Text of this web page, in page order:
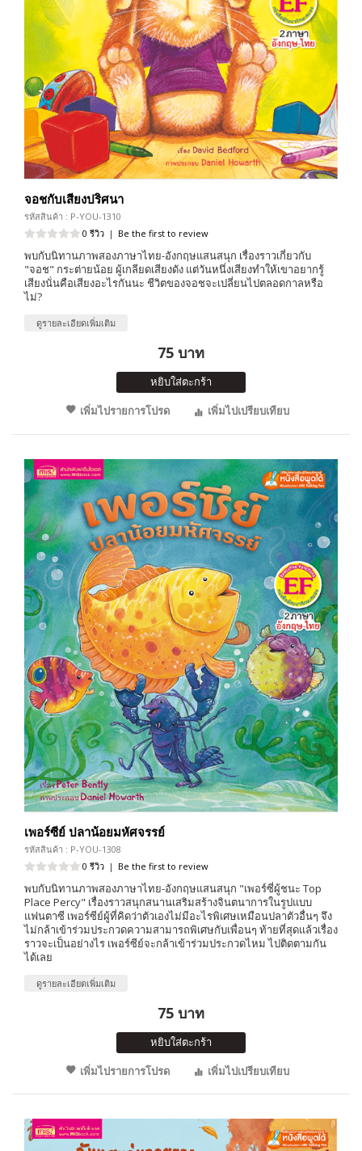
จอชกับเสียงปริศนา
รหัสสินค้า : P-YOU-1310
0 รีวิว | Be the first to review
พบกับนิทานภาพสองภาษาไทย-อังกฤษแสนสนุก เรื่องราวเกี่ยวกับ
"จอช" กระต่ายน้อย ผู้เกลียดเสียงดัง แต่วันหนึ่งเสียงทำให้เขาอยากรู้
เสียงนั่นคือเสียงอะไรกันนะ ชีวิตของจอชจะเปลี่ยนไปตลอดกาลหรือ
ไม่?
ดูรายละเอียดเพิ่มเติม
75 บาท
หยิบใส่ตะกร้า
เพิ่มไปรายการโปรด
เพิ่มไปเปรียบเทียบ
เพอร์ซีย์ ปลาน้อยมหัศจรรย์
รหัสสินค้า : P-YOU-1308
0 รีวิว | Be the first to review
พบกับนิทานภาพสองภาษาไทย-อังกฤษแสนสนุก "เพอร์ซี่ผู้ชนะ Top
Place Percy" เรื่องราวสนุกสนานเสริมสร้างจินตนาการในรูปแบบ
แฟนตาซี เพอร์ซีย์ผู้ที่คิดว่าตัวเองไม่มีอะไรพิเศษเหมือนปลาตัวอื่นๆ จึง
ไม่กล้าเข้าร่วมประกวดความสามารถพิเศษกับเพื่อนๆ ท้ายที่สุดแล้วเรื่อง
ราวจะเป็นอย่างไร เพอร์ซีย์จะกล้าเข้าร่วมประกวดไหม ไปติดตามกัน
ได้เลย
ดูรายละเอียดเพิ่มเติม
75 บาท
หยิบใส่ตะกร้า
เพิ่มไปรายการโปรด
เพิ่มไปเปรียบเทียบ